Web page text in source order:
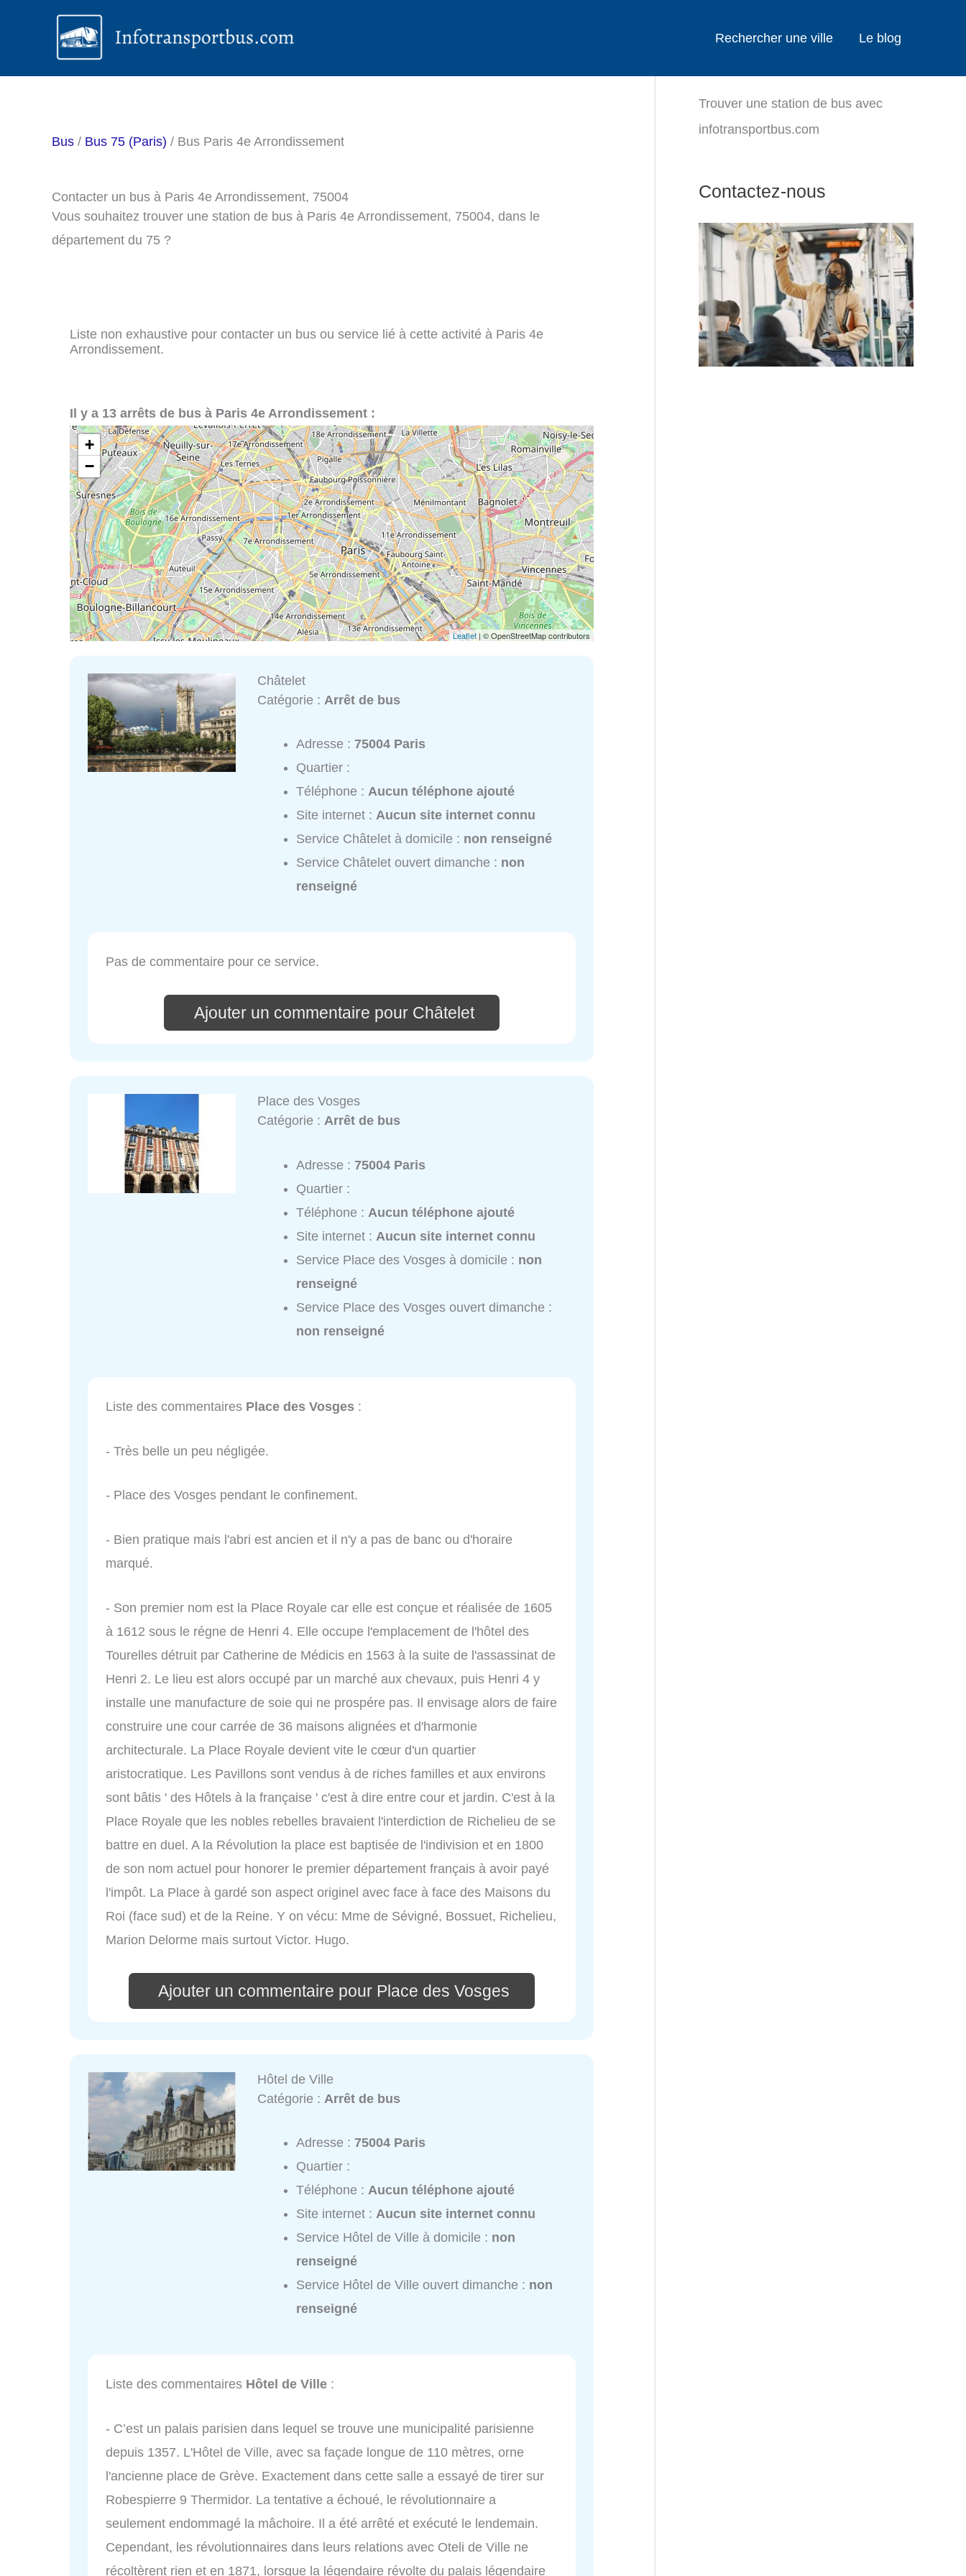
Rechercher une ville Le blog
Bus / Bus 75 (Paris) / Bus Paris 4e Arrondissement
Contacter un bus à Paris 4e Arrondissement, 75004
Vous souhaitez trouver une station de bus à Paris 4e Arrondissement, 75004, dans le
département du 75 ?
Liste non exhaustive pour contacter un bus ou service lié à cette activité à Paris 4e
Arrondissement.
Il y a 13 arrêts de bus à Paris 4e Arrondissement :
+
−
Leaflet| © OpenStreetMap contributors
Châtelet
Catégorie : Arrêt de bus
Adresse :75004 Paris
Quartier :
Téléphone :Aucun téléphone ajouté
Site internet :Aucun site internet connu
Service Châtelet à domicile : non renseigné
Service Châtelet ouvert dimanche : non
renseigné
Pas de commentaire pour ce service.
Ajouter un commentaire pour Châtelet
Place des Vosges
Catégorie :Arrêt de bus
Adresse :75004 Paris
Quartier :
Téléphone : Aucun téléphone ajouté
Site internet : Aucun site internet connu
Service Place des Vosges à domicile : non
renseigné
Service Place des Vosges ouvert dimanche :
non renseigné
Liste des commentaires Place des Vosges :
- Très belle un peu négligée.
- Place des Vosges pendant le confinement.
- Bien pratique mais l'abri est ancien et il n'y a pas de banc ou d'horaire
marqué.
- Son premier nom est la Place Royale car elle est conçue et réalisée de 1605
à 1612 sous le régne de Henri 4. Elle occupe l'emplacement de l'hôtel des
Tourelles détruit par Catherine de Médicis en 1563 à la suite de l'assassinat de
Henri 2. Le lieu est alors occupé par un marché aux chevaux, puis Henri 4 y
installe une manufacture de soie qui ne prospére pas. Il envisage alors de faire
construire une cour carrée de 36 maisons alignées et d'harmonie
architecturale. La Place Royale devient vite le cœur d'un quartier
aristocratique. Les Pavillons sont vendus à de riches familles et aux environs
sont bâtis ' des Hôtels à la française ' c'est à dire entre cour et jardin. C'est à la
Place Royale que les nobles rebelles bravaient l'interdiction de Richelieu de se
battre en duel. A la Révolution la place est baptisée de l'indivision et en 1800
de son nom actuel pour honorer le premier département français à avoir payé
l'impôt. La Place à gardé son aspect originel avec face à face des Maisons du
Roi (face sud) et de la Reine. Y on vécu: Mme de Sévigné, Bossuet, Richelieu,
Marion Delorme mais surtout Victor. Hugo.
Ajouter un commentaire pour Place des Vosges
Hôtel de Ville
Catégorie : Arrêt de bus
Adresse :75004 Paris
Quartier :
Téléphone :Aucun téléphone ajouté
Site internet :Aucun site internet connu
Service Hôtel de Ville à domicile : non
renseigné
Service Hôtel de Ville ouvert dimanche : non
renseigné
Liste des commentaires Hôtel de Ville :
- C’est un palais parisien dans lequel se trouve une municipalité parisienne
depuis 1357. L'Hôtel de Ville, avec sa façade longue de 110 mètres, orne
l'ancienne place de Grève. Exactement dans cette salle a essayé de tirer sur
Robespierre 9 Thermidor. La tentative a échoué, le révolutionnaire a
seulement endommagé la mâchoire. Il a été arrêté et exécuté le lendemain.
Cependant, les révolutionnaires dans leurs relations avec Oteli de Ville ne
récoltèrent rien et en 1871, lorsque la légendaire révolte du palais légendaire
Trouver une station de bus avec
infotransportbus.com
Contactez-nous